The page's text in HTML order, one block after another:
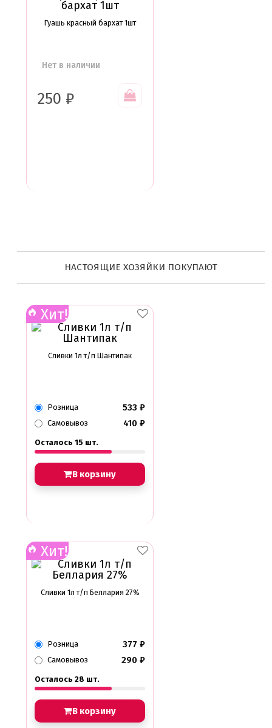
Гуашь красный бархат 1шт
Нет в наличии
250 ₽
НАСТОЯЩИЕ ХОЗЯЙКИ ПОКУПАЮТ
Хит!
Сливки 1л т/п Шантипак
Розница 533 ₽
Самовывоз 410 ₽
Осталось 15 шт.
В корзину
Хит!
Сливки 1л т/п Беллария 27%
Розница 377 ₽
Самовывоз 290 ₽
Осталось 28 шт.
В корзину